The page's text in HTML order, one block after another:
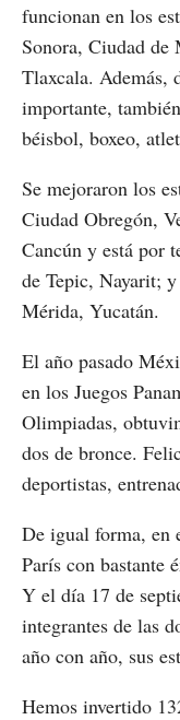
funcionan en los
Sonora, Ciudad
Tlaxcala. Además,
importante,
béisbol, boxeo,
Se mejoraron los
Ciudad Obregón,
Cancún y está por
de Tepic, Nayarit;
Mérida, Yucatán.
El año pasado
en los Juegos
Olimpiadas,
dos de bronce.
deportistas,
De igual forma, en
París con bastante
Y el día 17 de
integrantes de las
año con año, sus
Hemos invertido